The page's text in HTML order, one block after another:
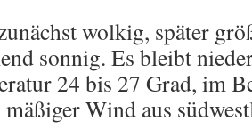
wolkig, später
sonnig. Es bleibt
24 bis 27 Grad, im
mäßiger Wind aus